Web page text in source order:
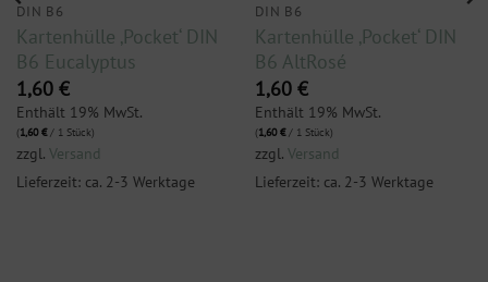
DIN B6
Kartenhülle ‚Pocket‘ DIN
B6 Eucalyptus
1,60 €
Enthält 19% MwSt.
(1,60€/ 1 Stück)
zzgl. Versand
Lieferzeit: ca. 2-3 Werktage
DIN B6
Kartenhülle ‚Pocket‘ DIN
B6 AltRosé
1,60 €
Enthält 19% MwSt.
(1,60€/ 1 Stück)
zzgl. Versand
Lieferzeit: ca. 2-3 Werktage